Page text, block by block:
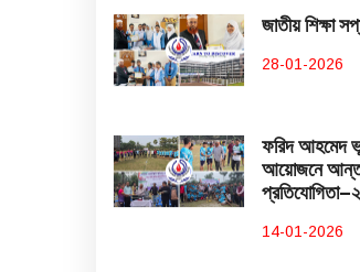
জাতীয় শিক্ষা
28-01-2026
ফরিদ আহমেদ
আয়োজনে
14-01-2026